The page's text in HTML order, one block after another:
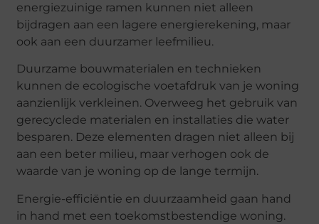
energiezuinige ramen kunnen niet alleen
bijdragen aan een lagere energierekening, maar
ook aan een duurzamer leefmilieu.
Duurzame bouwmaterialen en technieken
kunnen de ecologische voetafdruk van je woning
aanzienlijk verkleinen. Overweeg het gebruik van
gerecyclede materialen en installaties die water
besparen. Deze elementen dragen niet alleen bij
aan een beter milieu, maar verhogen ook de
waarde van je woning op de lange termijn.
Energie-efficiëntie en duurzaamheid gaan hand
in hand met een toekomstbestendige woning.